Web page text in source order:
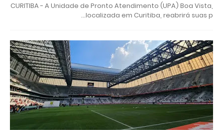
CURITIBA - A Unidade de Pronto Atendimento (UPA) Boa Vista,
localizada em Curitiba, reabrirá suas p…